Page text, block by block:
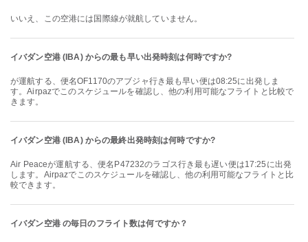
いいえ、この空港には国際線が就航していません。
イバダン空港 (IBA) からの最も早い出発時刻は何時ですか?
が運航する、便名OF1170のアブジャ行き最も早い便は08:25に出発しま
す。Airpazでこのスケジュールを確認し、他の利用可能なフライトと比較で
きます。
イバダン空港 (IBA) からの最終出発時刻は何時ですか?
Air Peaceが運航する、便名P47232のラゴス行き最も遅い便は17:25に出発
します。Airpazでこのスケジュールを確認し、他の利用可能なフライトと比
較できます。
イバダン空港 の毎日のフライト数は何ですか？